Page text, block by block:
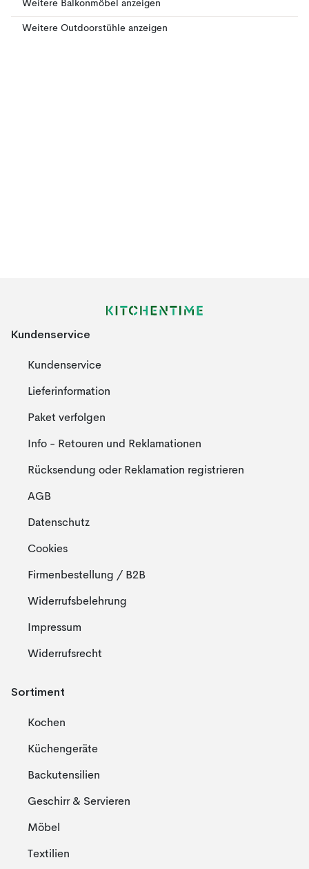
Weitere Balkonmöbel anzeigen
Weitere Outdoorstühle anzeigen
Kundenservice
Kundenservice
Lieferinformation
Paket verfolgen
Info - Retouren und Reklamationen
Rücksendung oder Reklamation registrieren
AGB
Datenschutz
Cookies
Firmenbestellung / B2B
Widerrufsbelehrung
Impressum
Widerrufsrecht
Sortiment
Kochen
Küchengeräte
Backutensilien
Geschirr & Servieren
Möbel
Textilien